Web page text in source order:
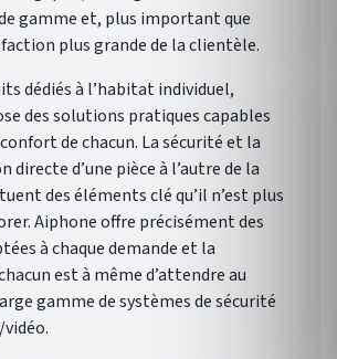
gamme et, plus important que
plus grande de la clientèle.
dédiés à l’habitat individuel,
des solutions pratiques capables
de chacun. La sécurité et la
directe d’une pièce à l’autre de la
des éléments clé qu’il n’est plus
Aiphone offre précisément des
à chaque demande et la
est à même d’attendre au
gamme de systèmes de sécurité